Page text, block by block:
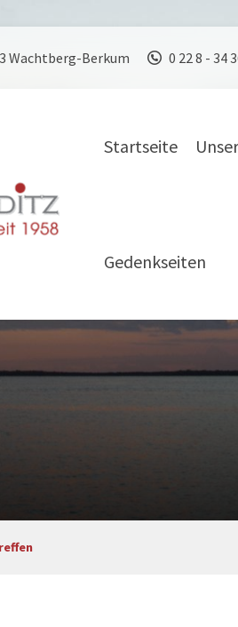
Wachtberg-Berkum 0 22 8 - 34
Startseite
Gedenkseiten